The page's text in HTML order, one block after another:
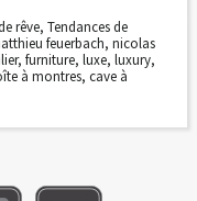
rêve, Tendances de
feuerbach,nicolas
, furniture, luxe, luxury,
à montres, cave à